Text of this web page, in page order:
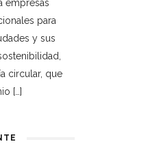
empresas
para
y sus
circular, que
[…]